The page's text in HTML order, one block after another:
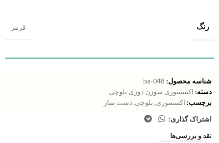
رنگ قرمز
شناسه محصول: ba-048
دسته: اکسسوری سوزن دوزی بلوچی
برچسب: اکسسوری, بلوچی,دست ساز
اشتراک گذاری:
نقد و بررسی‌ها